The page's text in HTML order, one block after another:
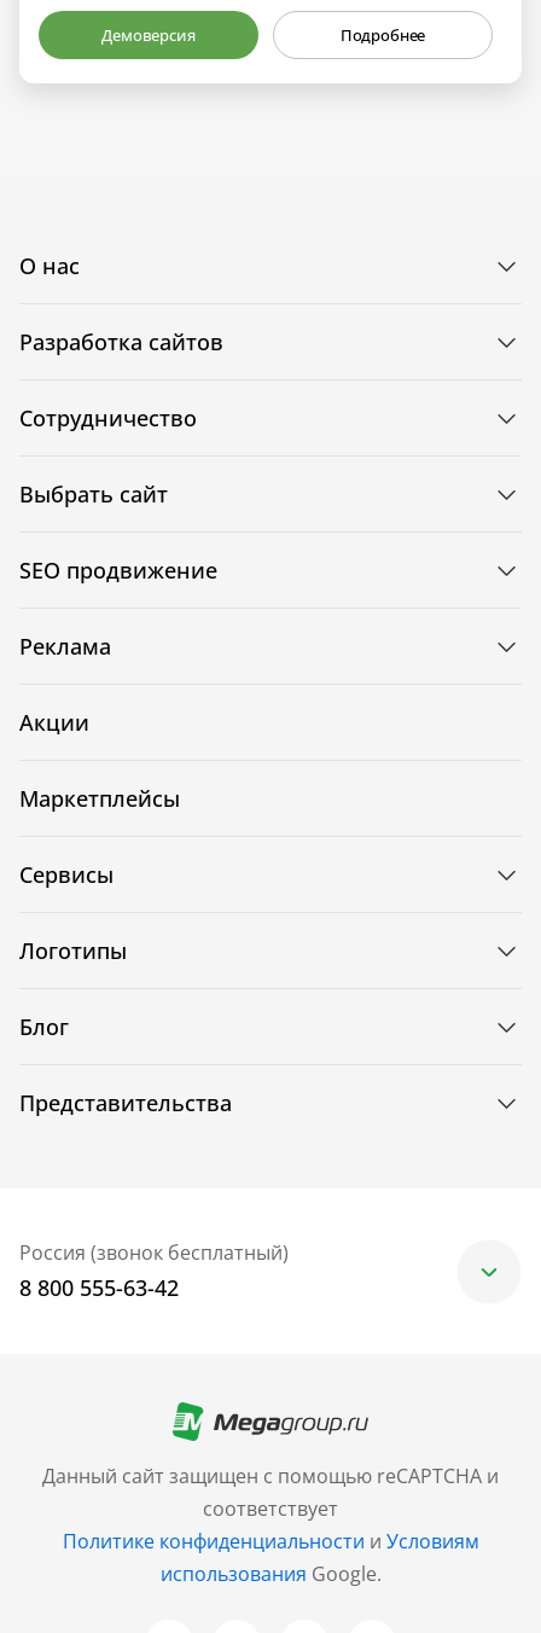
Демоверсия Подробнее
Данный сайт защищен с помощью reCAPTCHA и
соответствует
Политике конфиденциальности и Условиям
использования Google.
О нас
Разработка сайтов
Сотрудничество
Выбрать сайт
SEO продвижение
Реклама
Акции
Маркетплейсы
Сервисы
Логотипы
Блог
Представительства
Россия (звонок бесплатный)
8 800 555-63-42
+7 (499) 705-30-10
Санкт-Петербург
+7 (812) 600-77-33
Барнаул
+7 (961) 999-93-93